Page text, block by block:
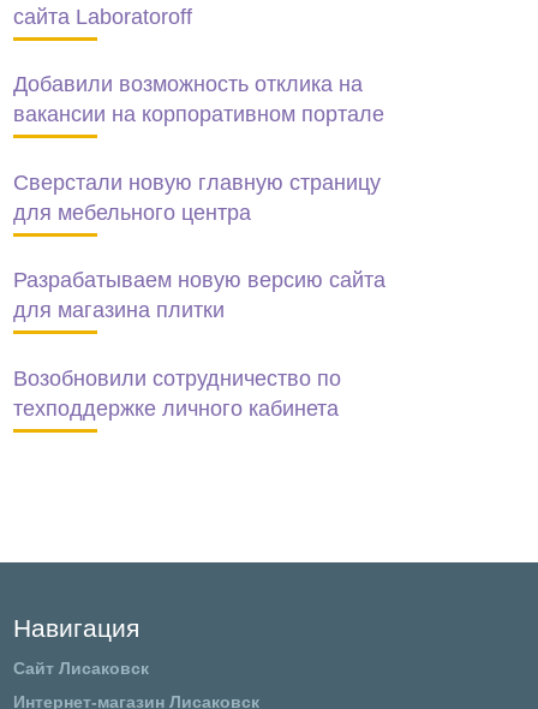
сайта Laboratoroff
Добавили возможность отклика на
вакансии на корпоративном портале
Сверстали новую главную страницу
для мебельного центра
Разрабатываем новую версию сайта
для магазина плитки
Возобновили сотрудничество по
техподдержке личного кабинета
Навигация
Сайт Лисаковск
Интернет-магазин Лисаковск